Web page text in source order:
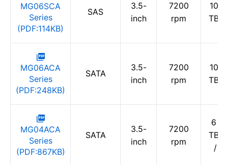
MG06SCA
Series
(PDF:114KB)
SAS
3.5-
inch
7200
rpm
10
TB /
MG06ACA
Series
(PDF:248KB)
SATA
3.5-
inch
7200
rpm
10
TB /
MG04ACA
Series
(PDF:867KB)
SATA
3.5-
inch
7200
rpm
6
TB /
/ 2